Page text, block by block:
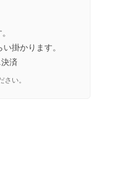
い掛かります。
済
い。